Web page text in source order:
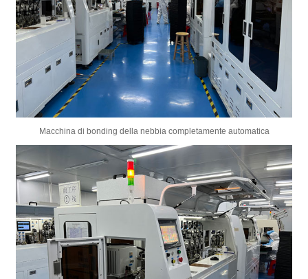
Macchina di bonding della nebbia completamente automatica